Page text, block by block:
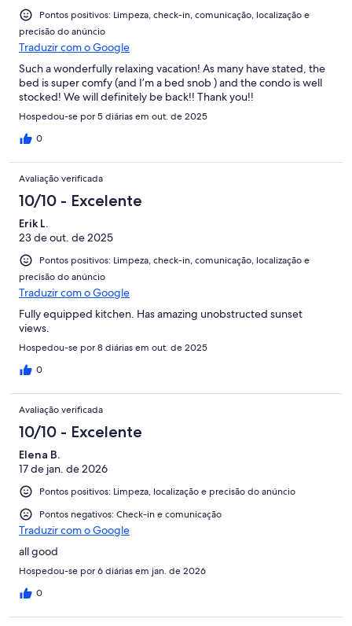
Pontos positivos: Limpeza, check-in, comunicação, localização e
precisão do anúncio
Traduzir com o Google
Such a wonderfully relaxing vacation! As many have stated, the
bed is super comfy (and I’m a bed snob ) and the condo is well
stocked! We will definitely be back!! Thank you!!
Hospedou-se por 5 diárias em out. de 2025
0
Avaliação verificada
10/10 - Excelente
Erik L.
23 de out. de 2025
Pontos positivos: Limpeza, check-in, comunicação, localização e
precisão do anúncio
Traduzir com o Google
Fully equipped kitchen. Has amazing unobstructed sunset
views.
Hospedou-se por 8 diárias em out. de 2025
0
Avaliação verificada
10/10 - Excelente
Elena B.
17 de jan. de 2026
Pontos positivos: Limpeza, localização e precisão do anúncio
Pontos negativos: Check-in e comunicação
Traduzir com o Google
all good
Hospedou-se por 6 diárias em jan. de 2026
0